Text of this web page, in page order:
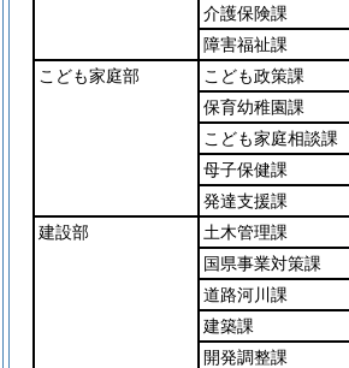
介護保険課
障害福祉課
こども家庭部
こども政策課
保育幼稚園課
こども家庭相談課
母子保健課
発達支援課
建設部
土木管理課
国県事業対策課
道路河川課
建築課
開発調整課